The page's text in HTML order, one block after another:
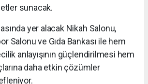
sunacak.
yer alacak Nikah Salonu,
Salonu ve Gıda Bankası ile hem
anlayışının güçlendirilmesi hem
daha etkin çözümler